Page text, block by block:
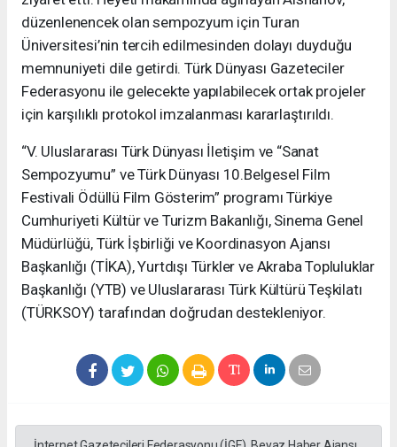
düzenlenencek olan sempozyum için Turan
Üniversitesi’nin tercih edilmesinden dolayı duyduğu
memnuniyeti dile getirdi. Türk Dünyası Gazeteciler
Federasyonu ile gelecekte yapılabilecek ortak projeler
için karşılıklı protokol imzalanması kararlaştırıldı.
“V. Uluslararası Türk Dünyası İletişim ve “Sanat
Sempozyumu” ve Türk Dünyası 10.Belgesel Film
Festivali Ödüllü Film Gösterim” programı Türkiye
Cumhuriyeti Kültür ve Turizm Bakanlığı, Sinema Genel
Müdürlüğü, Türk İşbirliği ve Koordinasyon Ajansı
Başkanlığı (TİKA), Yurtdışı Türkler ve Akraba Topluluklar
Başkanlığı (YTB) ve Uluslararası Türk Kültürü Teşkilatı
(TÜRKSOY) tarafından doğrudan destekleniyor.